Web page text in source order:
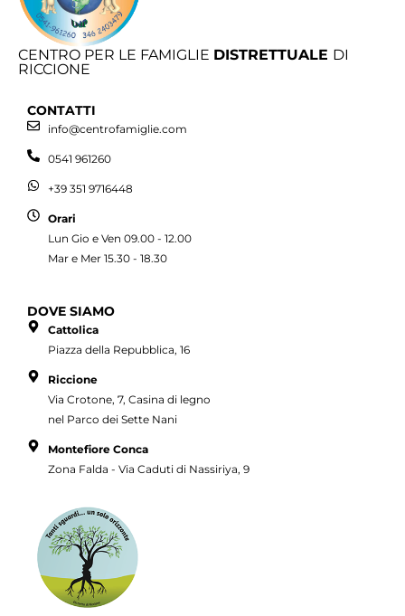
CENTRO PER LE FAMIGLIE DISTRETTUALE DI
RICCIONE
CONTATTI
info@centrofamiglie.com
0541 961260
+39 351 9716448
Orari
Lun Gio e Ven 09.00 - 12.00
Mar e Mer 15.30 - 18.30
DOVE SIAMO
Cattolica
Piazza della Repubblica, 16
Riccione
Via Crotone, 7, Casina di legno
nel Parco dei Sette Nani
Montefiore Conca
Zona Falda - Via Caduti di Nassiriya, 9